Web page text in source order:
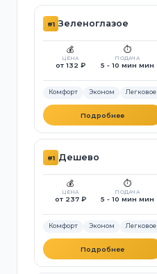
#1 Зеленоглазое
💰
ЦЕНА
от 132 ₽
⏱️
ПОДАЧА
5 - 10 мин мин
Комфорт Эконом Легковое
Подробнее
#1 Дешево
💰
ЦЕНА
от 237 ₽
⏱️
ПОДАЧА
5 - 10 мин мин
Комфорт Эконом Легковое
Подробнее